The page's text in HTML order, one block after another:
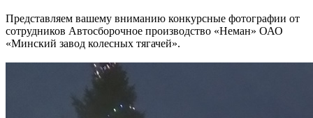
Представляем вашему вниманию конкурсные фотографии от
сотрудников Автосборочное производство «Неман» ОАО
«Минский завод колесных тягачей».